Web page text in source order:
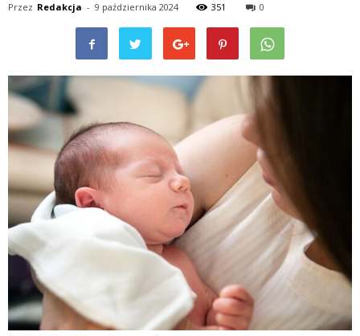
Przez Redakcja - 9 października 2024 351 0